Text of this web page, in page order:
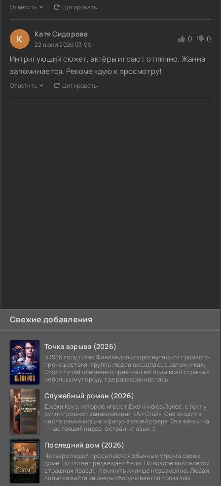
Свежие добавления
Точка взрыва (2026)
В 1986 году тихая Финляндия содрогнулась от громкого
происшествия: группа людей оказалась в заложниках.
Этот случай мгновенно приковал взгляды всей страны к
небольшому городу, где разворачивалась
Служебный роман (2026)
Джеки Круз, которую играет Дженнифер Лопес, стоит у
руля огромной авиакомпании «Air Cruz». Она входит в
число самых мощных фигур в своей сфере. Эта женщина
— настоящий лидер: острая на язык, с
Последний дом (2026)
Четверо людей просыпаются обычным утром в своем
доме. Ничто не предвещает беды. Но вскоре выясняется
страшная правда: покинуть жилище невозможно. Любая
попытка выйти за дверь оборачивается провалом.
Ответить Цитировать
К Катя Сидорова
22 июня 2026 03:00
0 0
Интригующий сюжет, актёры играют отлично. Жанна
запоминается. Рекомендую к просмотру!
Ответить Цитировать